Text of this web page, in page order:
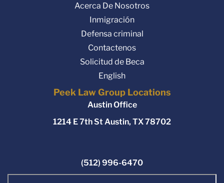
Acerca De Nosotros
Inmigración
Defensa criminal
Contactenos
Solicitud de Beca
English
Peek Law Group Locations
Austin Office
1214 E 7th St Austin, TX 78702
(512) 996-6470